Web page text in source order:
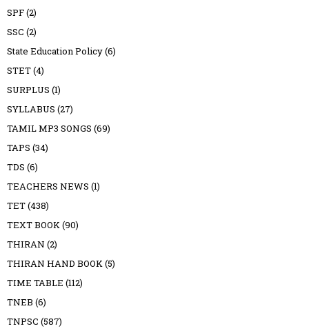
SPF(2)
SSC (2)
State Education Policy(6)
STET(4)
SURPLUS (1)
SYLLABUS (27)
TAMIL MP3 SONGS (69)
TAPS (34)
TDS (6)
TEACHERS NEWS (1)
TET(438)
TEXT BOOK(90)
THIRAN (2)
THIRAN HAND BOOK(5)
TIME TABLE (112)
TNEB (6)
TNPSC (587)